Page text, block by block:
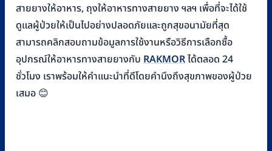
สายยางให้อาหาร, ถุงให้อาหารทางสายยาง ฯลฯ เพื่อที่จะได้ใช้
ดูแลผู้ป่วยให้เป็นไปอย่างปลอดภัยและถูกสุขอนามัยที่สุด
สามารถคลิกสอบถามข้อมูลการใช้งานหรือวิธีการเลือกซื้อ
อุปกรณ์ให้อาหารทางสายยางกับ RAKMORได้ตลอด 24
ชั่วโมง เราพร้อมให้คำแนะนำที่ดีโดยคำนึงถึงสุขภาพของผู้ป่วย
เสมอ 😊